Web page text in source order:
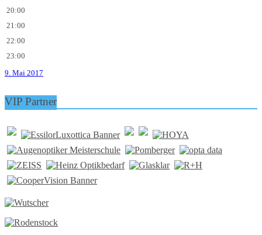
20:00
21:00
22:00
23:00
9. Mai 2017
VIP Partner